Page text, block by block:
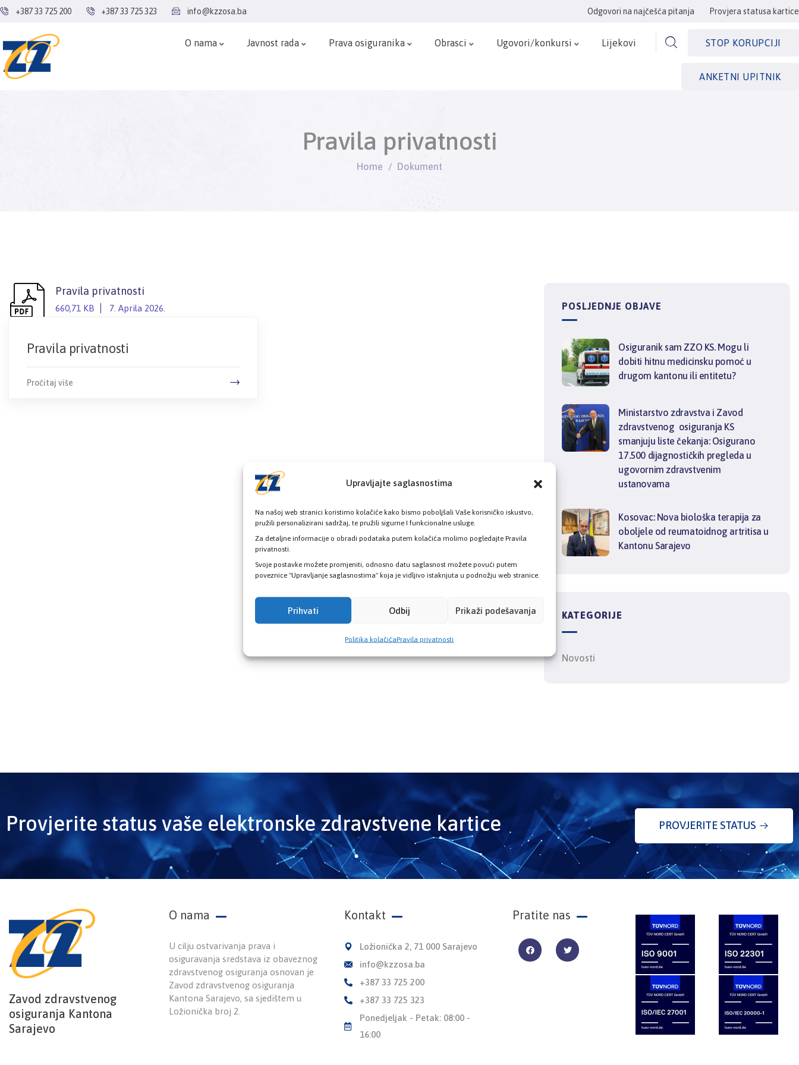
Upravljajte saglasnostima
Na našoj web stranici koristimo kolačiće kako bismo poboljšali Vaše korisničko iskustvo,
pružili personalizirani sadržaj, te pružili sigurne I funkcionalne usluge.
Za detaljne informacije o obradi podataka putem kolačića molimo pogledajte Pravila
privatnosti.
Svoje postavke možete promjeniti, odnosno datu saglasnost možete povući putem
poveznice "Upravljanje saglasnostima" koja je vidljivo istaknjuta u podnožju web stranice.
Prihvati Odbij Prikaži podešavanja
Politika kolačićaPravila privatnosti
+387 33 725 200 +387 33 725 323 info@kzzosa.ba Odgovori na najčešća pitanja Provjera statusa kartice
O nama Javnost rada Prava osiguranika Obrasci Ugovori/konkursi Lijekovi STOP KORUPCIJI
ANKETNI UPITNIK
Pravila privatnosti
Home Dokument
Pravila privatnosti
660,71 KB 7. Aprila 2026.
Pravila privatnosti
Pročitaj više
POSLJEDNJE OBJAVE
Osiguranik sam ZZO KS. Mogu li
dobiti hitnu medicinsku pomoć u
drugom kantonu ili entitetu?
Ministarstvo zdravstva i Zavod
zdravstvenog osiguranja KS
smanjuju liste čekanja: Osigurano
17.500 dijagnostičkih pregleda u
ugovornim zdravstvenim
ustanovama
Kosovac: Nova biološka terapija za
oboljele od reumatoidnog artritisa u
Kantonu Sarajevo
KATEGORIJE
Novosti
Provjerite status vaše elektronske zdravstvene kartice PROVJERITE STATUS
Zavod zdravstvenog
osiguranja Kantona
Sarajevo
O nama
U cilju ostvarivanja prava i
osiguravanja sredstava iz obaveznog
zdravstvenog osiguranja osnovan je
Zavod zdravstvenog osiguranja
Kantona Sarajevo, sa sjedištem u
Ložionička broj 2.
Kontakt
Ložionička 2, 71 000 Sarajevo
info@kzzosa.ba
+387 33 725 200
+387 33 725 323
Ponedjeljak - Petak: 08:00 -
16:00
Pratite nas